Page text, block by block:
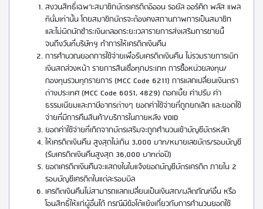
สงวนสิทธิ์เฉพาะสมาชิกบัตรเครดิตอิออน รอยัล ออร์คิด พลัส แพล
ทินั่มเท่านั้น โดยสมาชิกบัตรจะต้องคงสถานภาพการเป็นสมาชิก
และไม่ผิดนัดชำระเงินตลอดระยะเวลารายการส่งเสริมการขายนี้
จนถึงวันที่บริษัทฯ ทำการให้เครดิตเงินคืน
การคำนวณยอดการใช้จ่ายเพื่อรับเครดิตเงินคืน ไม่รวมรายการเบิก
เงินสดล่วงหน้า รายการสินเชื่อทุกประเภท การซื้อหน่วยลงทุน/
กองทุนรวมทุกรายการ (MCC Code 6211) การแลกเปลี่ยนเงินตรา
ต่างประเทศ (MCC Code 6051, 4829) ดอกเบี้ย ค่าปรับ ค่า
ธรรมเนียมและภาษีอากรต่างๆ ยอดค่าใช้จ่ายที่ถูกยกเลิก และยอดใช้
จ่ายที่มีการคืนสินค้า/บริการในภายหลัง VOID
ยอดค่าใช้จ่ายที่เกิดจากบัตรเสริมจะถูกคำนวนเข้าบัญชีบัตรหลัก
ให้เครดิตเงินคืน สูงสุดไม่เกิน 3,000 บาท/หมายเลขบัตร/รอบบัญชี
(รับเครดิตเงินคืนสูงสุด 36,000 บาทต่อปี)
ยอดเครดิตเงินคืนจะแสดงในใบแจ้งยอดบัญชีบัตรเครดิต ภายใน 2
รอบบัญชีเครดิตในแต่ละรอบบิล
เครดิตเงินคืนไม่สามารถแลกเปลี่ยนเป็นเงินสด/ผลิตภัณฑ์อื่น หรือ
โอนสิทธิ์ให้แก่ผู้อื่นได้ กรณีมีข้อโต้แย้งเกี่ยวกับการคำนวนยอดใช้